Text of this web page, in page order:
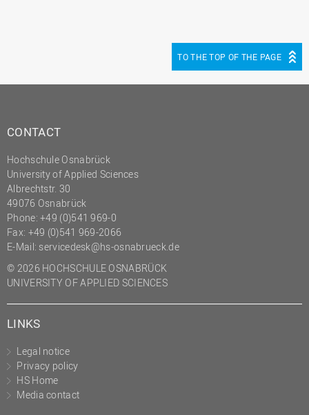
TO THE TOP OF THE PAGE
CONTACT
Hochschule Osnabrück
University of Applied Sciences
Albrechtstr. 30
49076 Osnabrück
Phone: +49 (0)541 969-0
Fax: +49 (0)541 969-2066
E-Mail: servicedesk@hs-osnabrueck.de
© 2026 HOCHSCHULE OSNABRÜCK
UNIVERSITY OF APPLIED SCIENCES
LINKS
Legal notice
Privacy policy
HS Home
Media contact